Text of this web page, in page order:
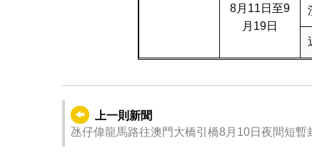
8月11日至9
月19日
上一則新聞
氹仔偉龍馬路往澳門大橋引橋8月10日夜間短暫